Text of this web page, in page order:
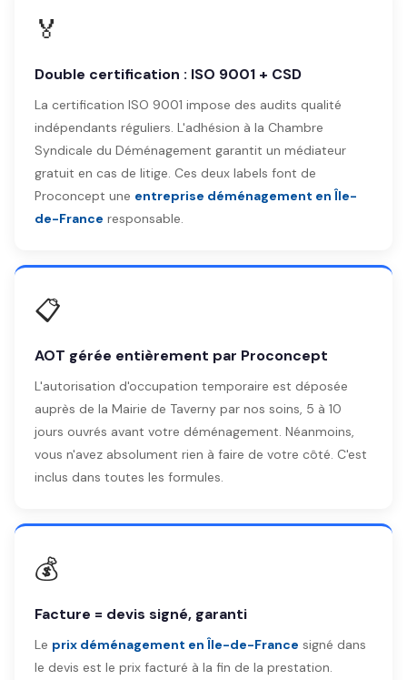
🏅
Double certification : ISO 9001 + CSD
La certification ISO 9001 impose des audits qualité
indépendants réguliers. L'adhésion à la Chambre
Syndicale du Déménagement garantit un médiateur
gratuit en cas de litige. Ces deux labels font de
Proconcept une entreprise déménagement en Île-
de-France responsable.
📋
AOT gérée entièrement par Proconcept
L'autorisation d'occupation temporaire est déposée
auprès de la Mairie de Taverny par nos soins, 5 à 10
jours ouvrés avant votre déménagement. Néanmoins,
vous n'avez absolument rien à faire de votre côté. C'est
inclus dans toutes les formules.
💰
Facture = devis signé, garanti
Le prix déménagement en Île-de-France signé dans
le devis est le prix facturé à la fin de la prestation.